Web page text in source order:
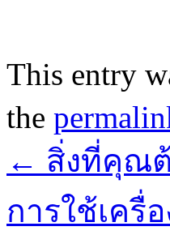
This entry
the
← สิ่งที่คุณต้
การใช้เครื่